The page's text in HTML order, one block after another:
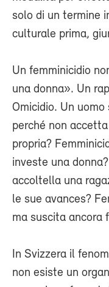
solo di un termine
culturale prima,
Un femminicidio
una donna». Un
Omicidio. Un
perché non
propria?
investe una
accoltella una
le sue avances?
ma suscita ancora
In Svizzera il
non esiste un